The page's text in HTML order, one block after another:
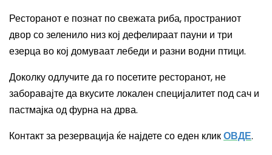
Ресторанот е познат по свежата риба, пространиот
двор со зеленило низ кој дефелираат пауни и три
езерца во кој домуваат лебеди и разни водни птици.
Доколку одлучите да го посетите ресторанот, не
заборавајте да вкусите локален специјалитет под сач и
пастмајка од фурна на дрва.
Контакт за резервација ќе најдете со еден кликОВДЕ.